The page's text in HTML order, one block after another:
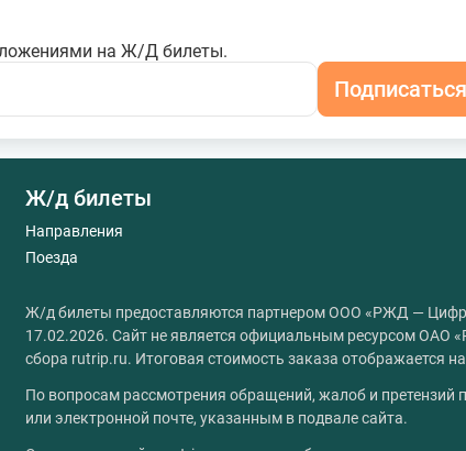
на Ж/Д билеты.
Подписаться
Ж/д билеты
Направления
Поезда
Ж/д билеты предоставляются партнером ООО «РЖД —
17.02.2026. Сайт не является официальным ресурсом ОАО
сбора rutrip.ru. Итоговая стоимость заказа отображается
По вопросам рассмотрения обращений, жалоб и
или электронной почте, указанным в подвале сайта.